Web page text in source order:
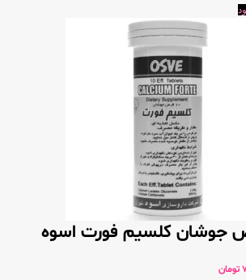
جوشان کلسیم فورت اسوه
تومان